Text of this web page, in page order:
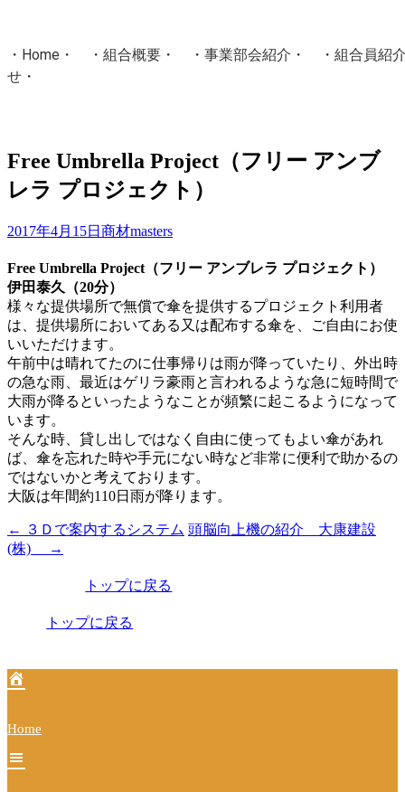
・ Home ・ ・ 組合概要 ・ ・ 事業部会紹介 ・ ・ 組合員紹
せ ・
国土交通省・経済産業省・農林水産省・厚生労働省 認可
Free Umbrella Project（フリー アンブ
レラ プロジェクト）
2017年4月15日 商材masters
Free Umbrella Project（フリー アンブレラ プロジェクト）
伊田泰久（20分）
様々な提供場所で無償で傘を提供するプロジェクト利用者
は、提供場所においてある又は配布する傘を、ご自由にお使
いいただけます。
午前中は晴れてたのに仕事帰りは雨が降っていたり、外出時
の急な雨、最近はゲリラ豪雨と言われるような急に短時間で
大雨が降るといったようなことが頻繁に起こるようになって
います。
そんな時、貸し出しではなく自由に使ってもよい傘があれ
ば、傘を忘れた時や手元にない時など非常に便利で助かるの
ではないかと考えております。
大阪は年間約110日雨が降ります。
投
稿
ー
ョ
ン
← ３Ｄで案内するシステム 頭脳向上機の紹介 大康建設
(株)
→
トップに戻る
トップに戻る
Home